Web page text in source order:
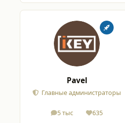
Pavel
Главные администраторы
5 тыс
сообщения635
Репутация